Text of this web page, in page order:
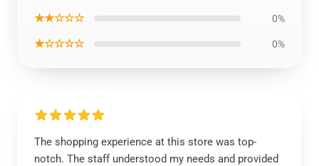
★★☆☆☆ 0%
★☆☆☆☆ 0%
The shopping experience at this store was top-
notch. The staff understood my needs and provided